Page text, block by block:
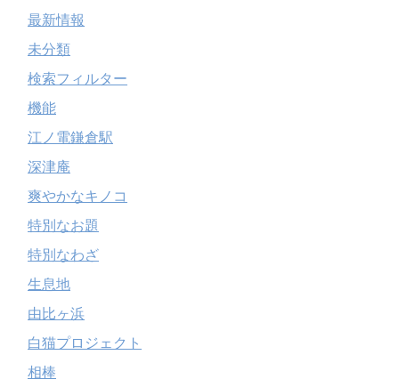
最新情報
未分類
検索フィルター
機能
江ノ電鎌倉駅
深津庵
爽やかなキノコ
特別なお題
特別なわざ
生息地
由比ヶ浜
白猫プロジェクト
相棒